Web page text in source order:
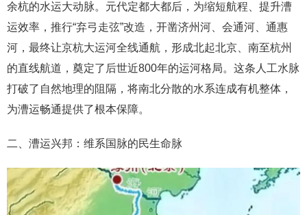
余杭的水运大动脉。元代定都大都后，为缩短航程、提升漕
运效率，推行“弃弓走弦”改造，开凿济州河、会通河、通惠
河，最终让京杭大运河全线通航，形成北起北京、南至杭州
的直线航道，奠定了后世近800年的运河格局。这条人工水脉
打破了自然地理的阻隔，将南北分散的水系连成有机整体，
为漕运畅通提供了根本保障。
二、漕运兴邦：维系国脉的民生命脉